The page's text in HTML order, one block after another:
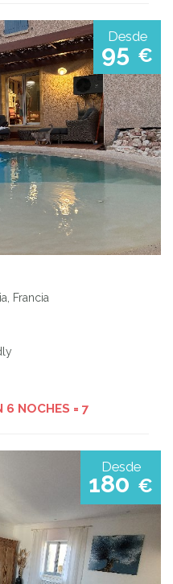
Desde
95 €
Francia
NOCHES = 7
Desde
180 €